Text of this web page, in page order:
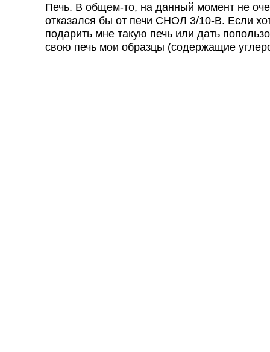
Печь. В общем-то, на данный момент не
отказался бы от печи СНОЛ 3/10-В. Если
подарить мне такую печь или дать
свою печь мои образцы (содержащие